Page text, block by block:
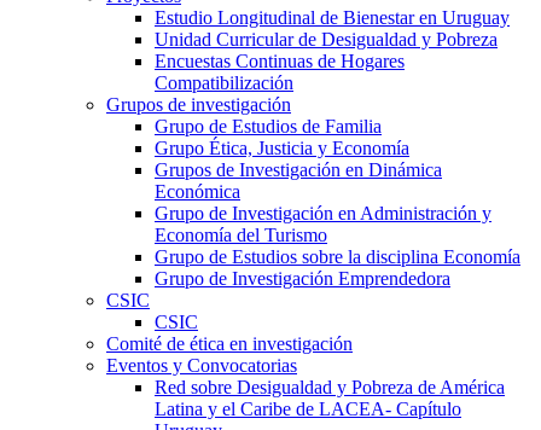
Estudio Longitudinal de Bienestar en Uruguay
Unidad Curricular de Desigualdad y Pobreza
Encuestas Continuas de Hogares
Compatibilización
Grupos de investigación
Grupo de Estudios de Familia
Grupo Ética, Justicia y Economía
Grupos de Investigación en Dinámica
Económica
Grupo de Investigación en Administración y
Economía del Turismo
Grupo de Estudios sobre la disciplina Economía
Grupo de Investigación Emprendedora
CSIC
CSIC
Comité de ética en investigación
Eventos y Convocatorias
Red sobre Desigualdad y Pobreza de América
Latina y el Caribe de LACEA- Capítulo